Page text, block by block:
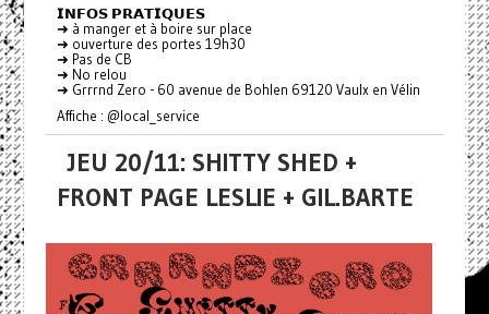
𝗜𝗡𝗙𝗢𝗦 𝗣𝗥𝗔𝗧𝗜𝗤𝗨𝗘𝗦
➜ à manger et à boire sur place
➜ ouverture des portes 19h30
➜ Pas de CB
➜ No relou
➜ Grrrnd Zero - 60 avenue de Bohlen 69120 Vaulx en Vélin
Affiche : @local_service
JEU 20/11: SHITTY SHED +
FRONT PAGE LESLIE + GIL.BARTE